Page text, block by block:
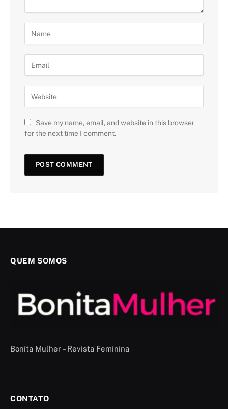
Save my name, email, and website in this browser
for the next time I comment.
QUEM SOMOS
Bonita Mulher – Revista Feminina
CONTATO